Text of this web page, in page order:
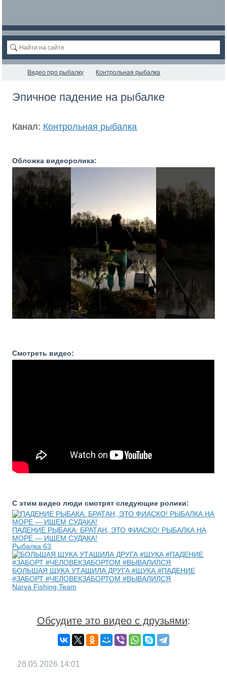
Видео про рыбалку Контрольная рыбалка
Эпичное падение на рыбалке
Канал: Контрольная рыбалка
Обложка видеоролика:
Смотреть видео:
С этим видео люди смотрят следующие ролики:
ПАДЕНИЕ РЫБАКА: БРАТАН, ЭТО ФИАСКО! РЫБАЛКА НА
МОРЕ — ИЩЕМ СУДАКА!
Рыбалка 63
БОЛЬШАЯ ЩУКА УТАЩИЛА ДРУГА #ЩУКА #ПАДЕНИЕ
#ЗАБОРТ #ЧЕЛОВЕКЗАБОРТОМ #ВЫВАЛИЛСЯ
Narva Fishing Team
Обсудите это видео с друзьями:
28.05.2026 14:01